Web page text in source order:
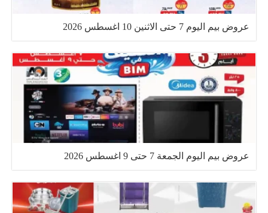
عروض بيم اليوم 7 حتى الاثنين 10 اغسطس 2026
عروض بيم اليوم الجمعة 7 حتى 9 اغسطس 2026